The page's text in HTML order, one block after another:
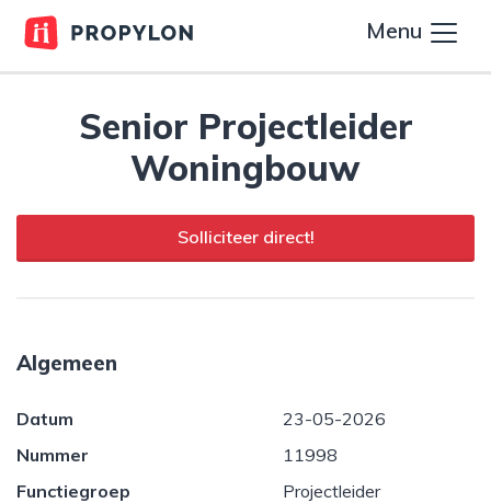
Menu
Senior Projectleider
Woningbouw
Solliciteer direct!
Algemeen
Datum
23-05-2026
Nummer
11998
Functiegroep
Projectleider